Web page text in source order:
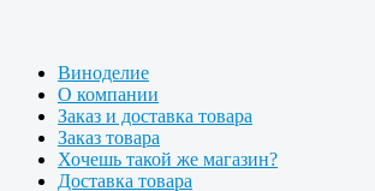
Виноделие
О компании
Заказ и доставка товара
Заказ товара
Хочешь такой же магазин?
Доставка товара